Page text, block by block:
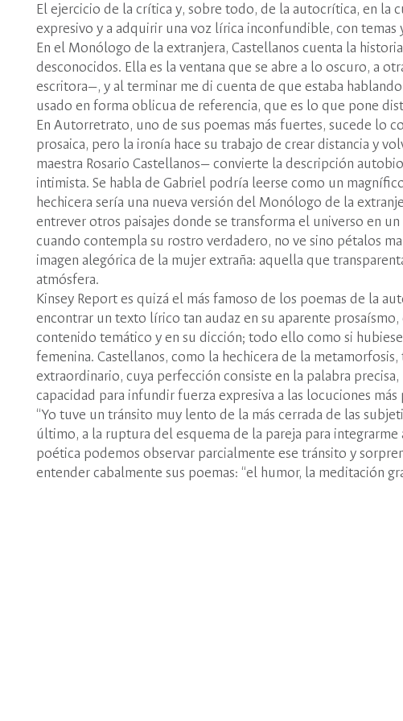
El ejercicio de la crítica y, sobre todo, de la autocrítica, en la
expresivo y a adquirir una voz lírica inconfundible, con temas
En el Monólogo de la extranjera, Castellanos cuenta la
desconocidos. Ella es la ventana que se abre a lo oscuro, a
escritora—, y al terminar me di cuenta de que estaba
usado en forma oblicua de referencia, que es lo que pone
En Autorretrato, uno de sus poemas más fuertes, sucede lo
prosaica, pero la ironía hace su trabajo de crear distancia y
maestra Rosario Castellanos— convierte la descripción
intimista. Se habla de Gabriel podría leerse como un
hechicera sería una nueva versión del Monólogo de la
entrever otros paisajes donde se transforma el universo en
cuando contempla su rostro verdadero, no ve sino pétalos
imagen alegórica de la mujer extraña: aquella que
atmósfera.
Kinsey Report es quizá el más famoso de los poemas de la
encontrar un texto lírico tan audaz en su aparente
contenido temático y en su dicción; todo ello como si
femenina. Castellanos, como la hechicera de la
extraordinario, cuya perfección consiste en la palabra
capacidad para infundir fuerza expresiva a las locuciones
“Yo tuve un tránsito muy lento de la más cerrada de las
último, a la ruptura del esquema de la pareja para
poética podemos observar parcialmente ese tránsito y
entender cabalmente sus poemas: “el humor, la meditación